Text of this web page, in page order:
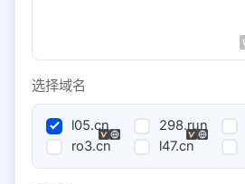
选择域名
l05.cn 298.run
ro3.cn
l47.cn